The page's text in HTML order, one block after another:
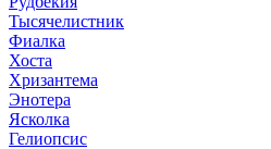
Тысячелистник
Фиалка
Хоста
Хризантема
Энотера
Ясколка
Гелиопсис